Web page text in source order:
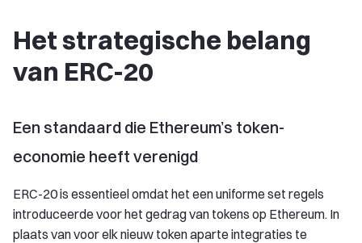
Het strategische belang
van ERC-20
Een standaard die Ethereum’s token-
economie heeft verenigd
ERC-20 is essentieel omdat het een uniforme set regels
introduceerde voor het gedrag van tokens op Ethereum. In
plaats van voor elk nieuw token aparte integraties te